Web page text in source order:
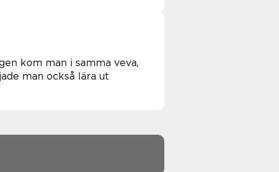
kom man i samma veva,
man också lära ut